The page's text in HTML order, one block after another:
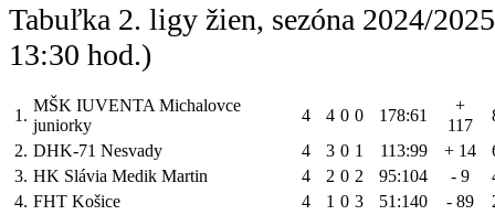
Tabuľka 2. ligy žien, sezóna 2024/
13:30 hod.)
1.
MŠK IUVENTA Michalovce
juniorky
4 4 0 0 178:61
+
117
2. DHK-71 Nesvady 4 3 0 1 113:99 + 14
3. HK Slávia Medik Martin 4 2 0 2 95:104 - 9
4. FHT Košice 4 1 0 3 51:140 - 89